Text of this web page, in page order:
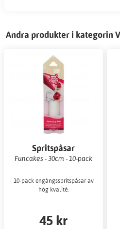
Andra produkter i kategorin
Spritspåsar
Funcakes - 30cm - 10-pack
10-pack engångsspritspåsar av
hög kvalité.
45 kr